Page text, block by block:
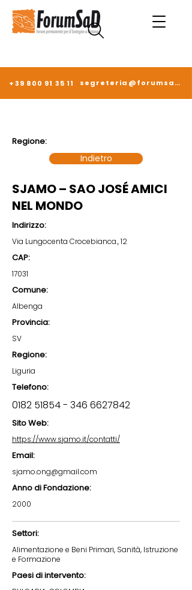
+39 800 91 35 11 segreteria@forumsad.it
Regione:
Indietro
SJAMO – SAO JOSÉ AMICI
NEL MONDO
Indirizzo:
Via Lungocenta Crocebianca., 12
CAP:
17031
Comune:
Albenga
Provincia:
SV
Regione:
Liguria
Telefono:
0182 51854 - 346 6627842
Sito Web:
https://www.sjamo.it/contatti/
Email:
sjamo.ong@gmail.com
Anno di Fondazione:
2000
Settori:
Alimentazione e Beni Primari, Sanità, Istruzione
e Formazione
Paesi di intervento: